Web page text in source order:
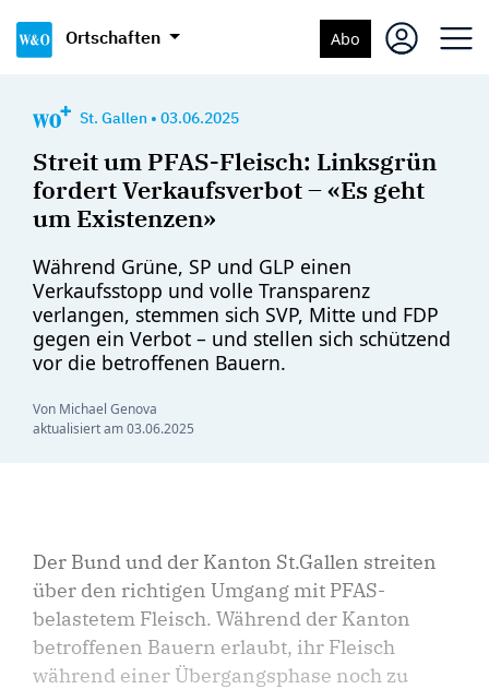
Ortschaften Abo
St. Gallen • 03.06.2025
Streit um PFAS-Fleisch: Linksgrün
fordert Verkaufsverbot – «Es geht
um Existenzen»
Während Grüne, SP und GLP einen
Verkaufsstopp und volle Transparenz
verlangen, stemmen sich SVP, Mitte und FDP
gegen ein Verbot – und stellen sich schützend
vor die betroffenen Bauern.
Von Michael Genova
aktualisiert am03.06.2025
Der Bund und der Kanton St.Gallen streiten
über den richtigen Umgang mit PFAS-
belastetem Fleisch. Während der Kanton
betroffenen Bauern erlaubt, ihr Fleisch
während einer Übergangsphase noch zu